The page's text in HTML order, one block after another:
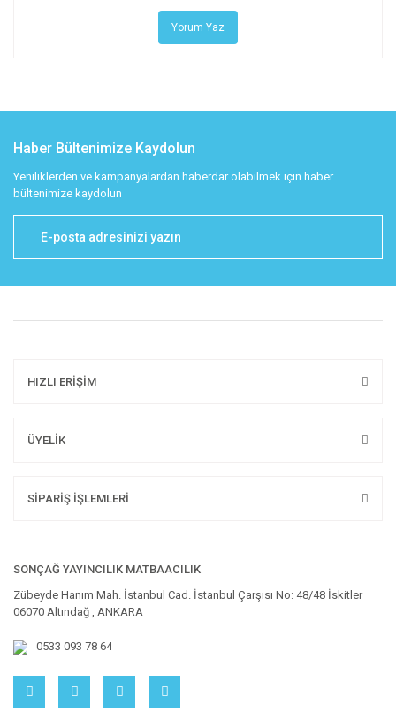
Yorum Yaz
Haber Bültenimize Kaydolun
Yeniliklerden ve kampanyalardan haberdar olabilmek için haber
bültenimize kaydolun
HIZLI ERİŞİM
ÜYELİK
SİPARİŞ İŞLEMLERİ
SONÇAĞ YAYINCILIK MATBAACILIK
Zübeyde Hanım Mah. İstanbul Cad. İstanbul Çarşısı No: 48/48 İskitler
06070 Altındağ , ANKARA
0533 093 78 64